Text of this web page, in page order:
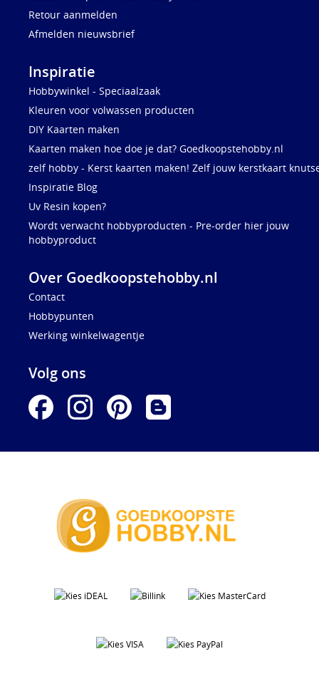
Retour aanmelden
Afmelden nieuwsbrief
Inspiratie
Hobbywinkel - Speciaalzaak
Kleuren voor volwassen producten
DIY Kaarten maken
Kaarten maken hoe doe je dat? Goedkoopstehobby.nl
zelf hobby - Kerst kaarten maken! Zelf jouw kerstkaart
Inspiratie Blog
Uv Resin kopen?
Wordt verwacht hobbyproducten - Pre-order hier jouw
hobbyproduct
Over Goedkoopstehobby.nl
Contact
Hobbypunten
Werking winkelwagentje
Volg ons